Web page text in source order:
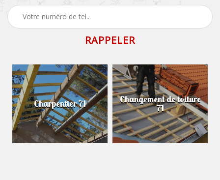
Charpentier 71 Changement de toiture
71